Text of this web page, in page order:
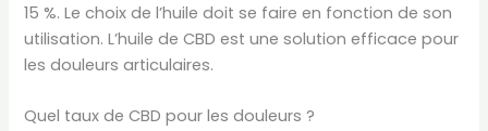
15 %. Le choix de l’huile doit se faire en fonction de son
utilisation. L’huile de CBD est une solution efficace pour
les douleurs articulaires.
Quel taux de CBD pour les douleurs ?